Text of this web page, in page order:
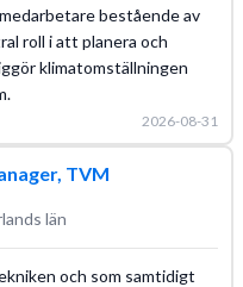
bestående av
roll i att planera och
klimatomställningen
2026-08-31
TVM
län
och som samtidigt